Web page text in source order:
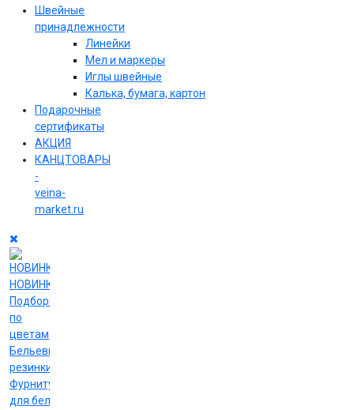
Швейные
принадлежности
Линейки
Мел и маркеры
Иглы швейные
Калька, бумага, картон
Подарочные
сертификаты
АКЦИЯ
КАНЦТОВАРЫ
-
veina-
market.ru
НОВИНКИ
Подборки
по
цветам
Бельевые
резинки
Фурнитура
для белья